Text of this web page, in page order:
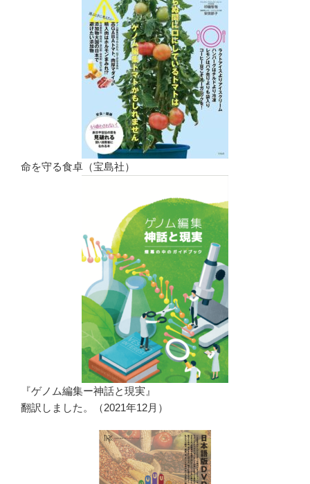
命を守る食卓（宝島社）
『ゲノム編集ー神話と現実』
翻訳しました。（2021年12月）